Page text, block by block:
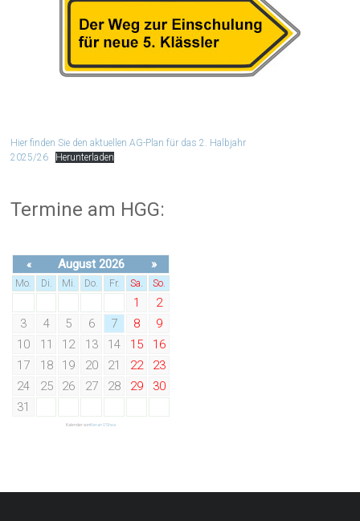
Hier finden Sie den aktuellen AG-Plan für das 2. Halbjahr
2025/26
Herunterladen
Termine am HGG:
« August 2026 »
Mo. Di. Mi. Do. Fr. Sa. So.
1
2
3
4 5 6 7 8
9
10
11 12 13 14 15
16
17
18 19 20 21 22
23
24
25 26 27 28 29
30
31
Kalender vonKieran O'Shea